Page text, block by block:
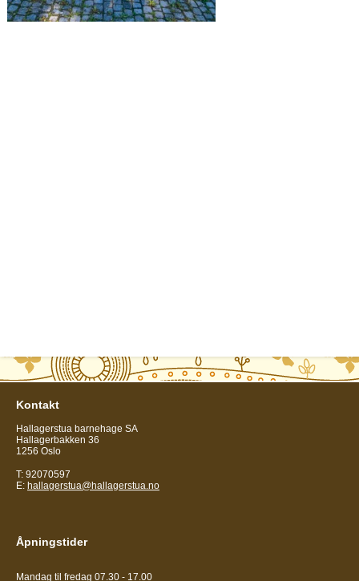
Kontakt
Hallagerstua barnehage SA
Hallagerbakken 36
1256 Oslo
T: 92070597
E: hallagerstua@hallagerstua.no
Åpningstider
Mandag til fredag 07.30 - 17.00